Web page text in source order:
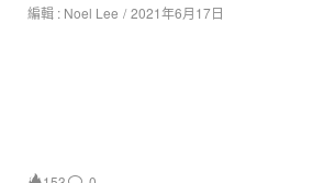
編輯 : Noel Lee / 2021年6月17日